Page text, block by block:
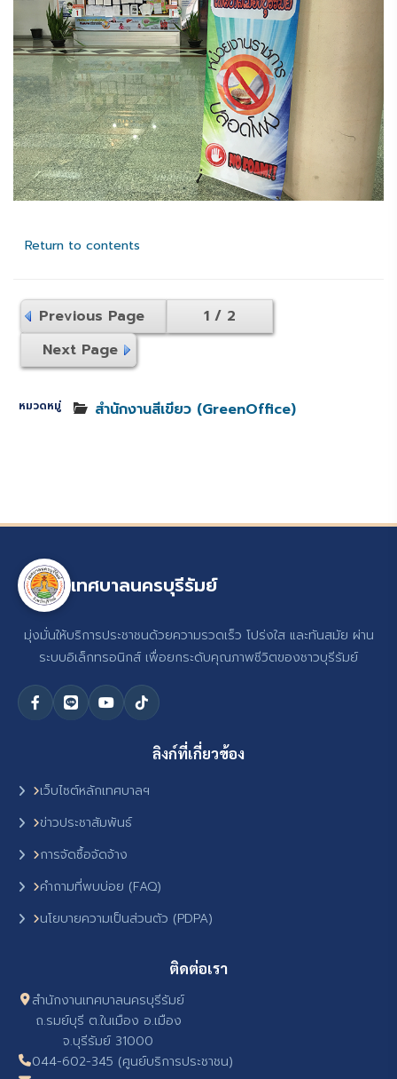
Return to contents
Previous Page
1 / 2
Next Page
หมวดหมู่ สำนักงานสีเขียว (GreenOffice)
เทศบาลนครบุรีรัมย์
มุ่งมั่นให้บริการประชาชนด้วยความรวดเร็ว โปร่งใส และทันสมัย ผ่าน
ระบบอิเล็กทรอนิกส์ เพื่อยกระดับคุณภาพชีวิตของชาวบุรีรัมย์
ลิงก์ที่เกี่ยวข้อง
เว็บไซต์หลักเทศบาลฯ
ข่าวประชาสัมพันธ์
การจัดซื้อจัดจ้าง
คำถามที่พบบ่อย (FAQ)
นโยบายความเป็นส่วนตัว (PDPA)
ติดต่อเรา
สำนักงานเทศบาลนครบุรีรัมย์
ถ.รมย์บุรี ต.ในเมือง อ.เมือง
จ.บุรีรัมย์ 31000
044-602-345 (ศูนย์บริการประชาชน)